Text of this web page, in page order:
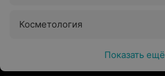
Косметология
Показать ещё